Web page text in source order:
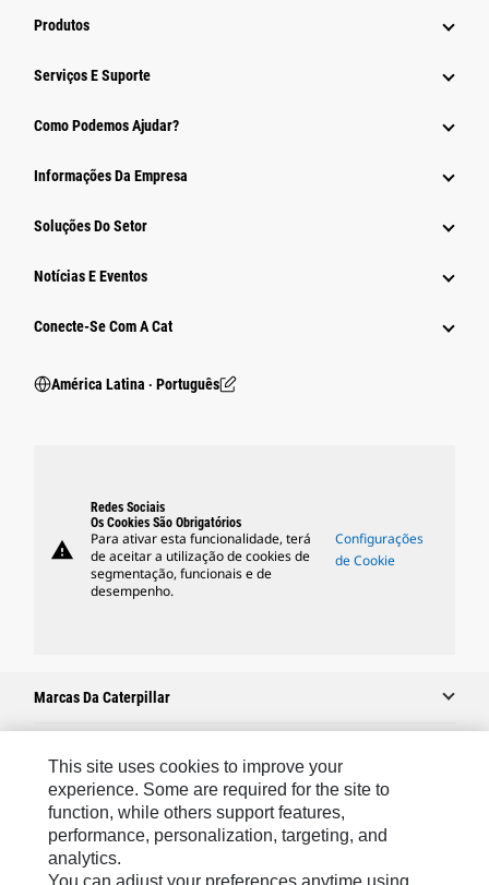
Produtos
Serviços E Suporte
Como Podemos Ajudar?
Informações Da Empresa
Soluções Do Setor
Notícias E Eventos
Conecte-Se Com A Cat
América Latina ‧ Português
warning
Redes Sociais
Os Cookies São Obrigatórios
Para ativar esta funcionalidade, terá
de aceitar a utilização de cookies de
segmentação, funcionais e de
desempenho.
Configurações
de Cookie
Marcas Da Caterpillar
Caterpillar.com
Caterpillar Contato E Suporte
Minhas Preferências De Marketing
This site uses cookies to improve your
experience. Some are required for the site to
function, while others support features,
performance, personalization, targeting, and
analytics.
You can adjust your preferences anytime using